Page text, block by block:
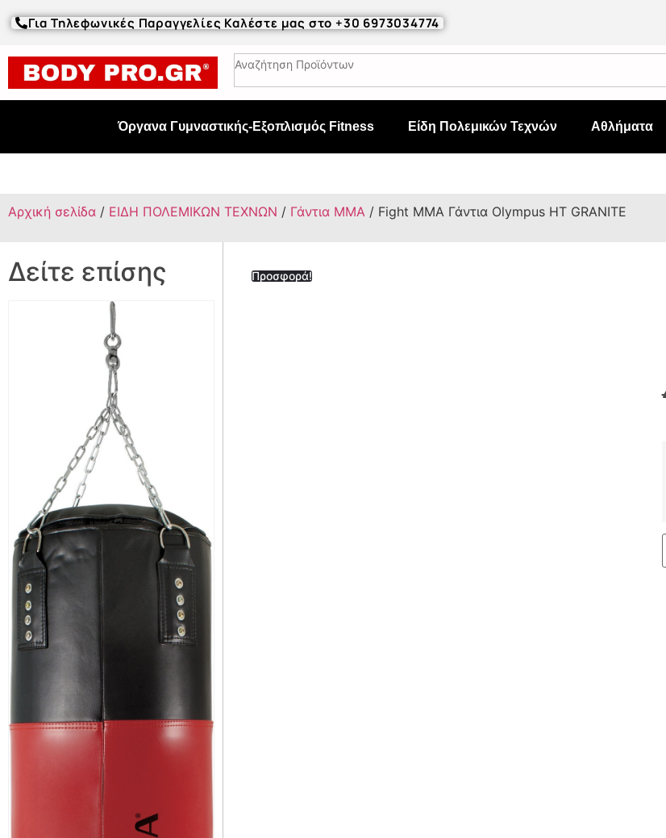
Για Τηλεφωνικές Παραγγελίες Καλέστε μας στο +30 6973034774
Όργανα Γυμναστικής-Εξοπλισμός Fitness Είδη Πολεμικών Τεχνών Αθλήματα
Αρχική σελίδα / ΕΙΔΗ ΠΟΛΕΜΙΚΩΝ ΤΕΧΝΩΝ / Γάντια ΜΜΑ / Fight MMA Γάντια Olympus HT GRANITE
Δείτε επίσης Προσφορά!